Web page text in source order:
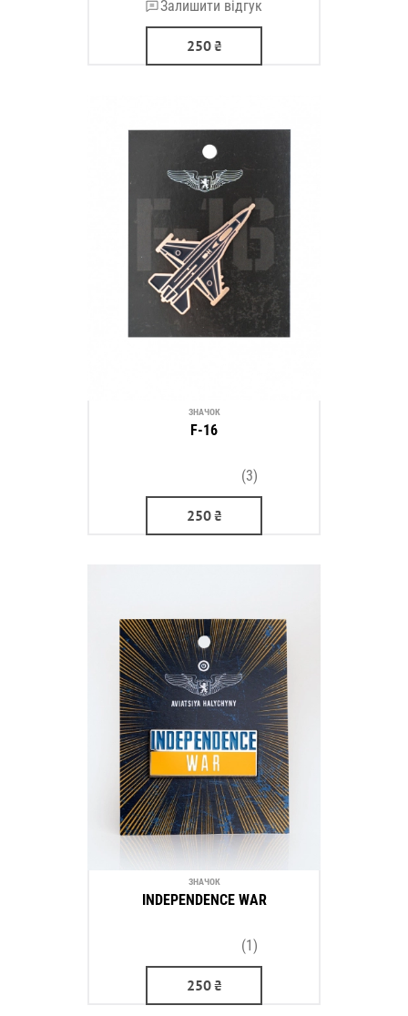
Залишити відгук
250₴
ЗНАЧОК
F-16
(3)
250₴
ЗНАЧОК
INDEPENDENCE WAR
(1)
250₴